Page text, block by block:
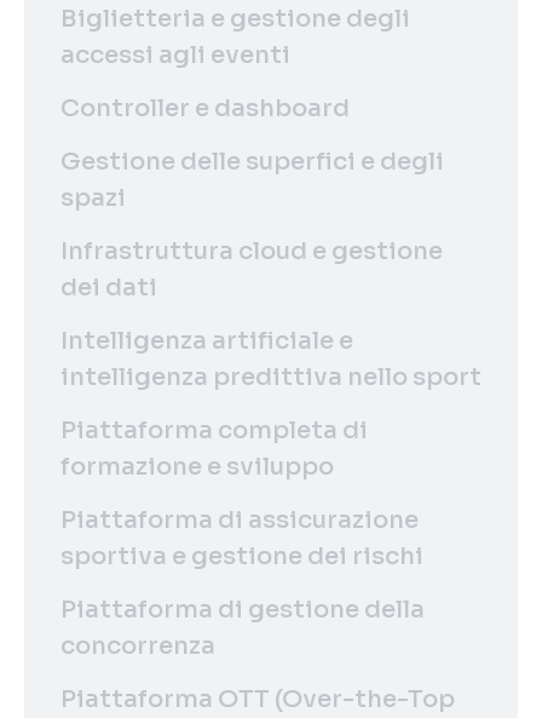
Biglietteria e gestione degli
accessi agli eventi
Controller e dashboard
Gestione delle superfici e degli
spazi
Infrastruttura cloud e gestione
dei dati
Intelligenza artificiale e
intelligenza predittiva nello sport
Piattaforma completa di
formazione e sviluppo
Piattaforma di assicurazione
sportiva e gestione dei rischi
Piattaforma di gestione della
concorrenza
Piattaforma OTT (Over-the-Top